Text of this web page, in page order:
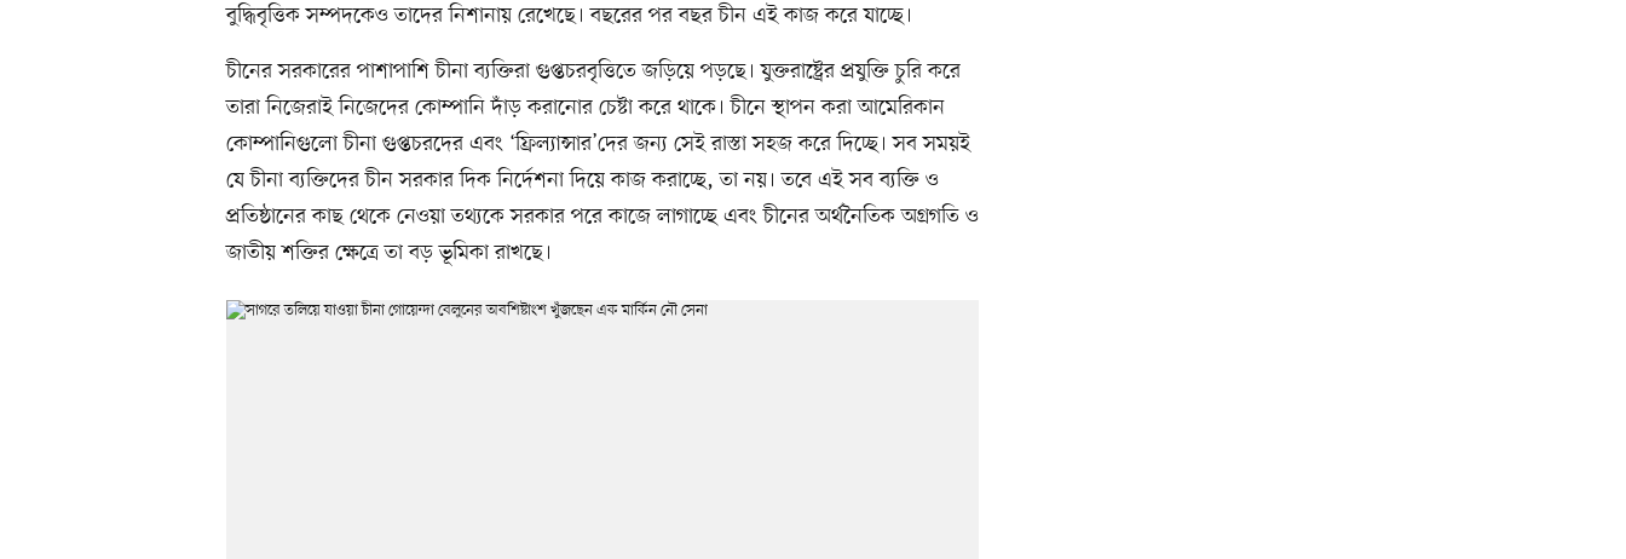
বুদ্ধিবৃত্তিক সম্পদকেও তাদের নিশানায় রেখেছে। বছরের পর বছর চীন এই কাজ করে যাচ্ছে।
চীনের সরকারের পাশাপাশি চীনা ব্যক্তিরা গুপ্তচরবৃত্তিতে জড়িয়ে পড়ছে। যুক্তরাষ্ট্রের প্রযুক্তি চুরি করে
তারা নিজেরাই নিজেদের কোম্পানি দাঁড় করানোর চেষ্টা করে থাকে। চীনে স্থাপন করা আমেরিকান
কোম্পানিগুলো চীনা গুপ্তচরদের এবং ‘ফ্রিল্যান্সার’দের জন্য সেই রাস্তা সহজ করে দিচ্ছে। সব সময়ই
যে চীনা ব্যক্তিদের চীন সরকার দিক নির্দেশনা দিয়ে কাজ করাচ্ছে, তা নয়। তবে এই সব ব্যক্তি ও
প্রতিষ্ঠানের কাছ থেকে নেওয়া তথ্যকে সরকার পরে কাজে লাগাচ্ছে এবং চীনের অর্থনৈতিক অগ্রগতি ও
জাতীয় শক্তির ক্ষেত্রে তা বড় ভূমিকা রাখছে।